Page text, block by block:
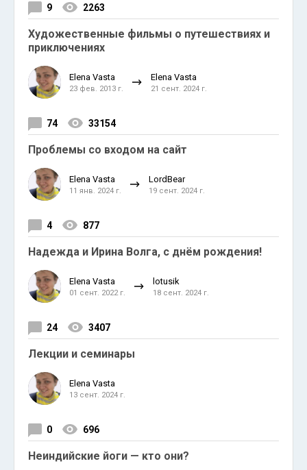
9 2263
Художественные фильмы о путешествиях и
приключениях
Elena Vasta
23 фев. 2013 г.
Elena Vasta
21 сент. 2024 г.
74 33154
Проблемы со входом на сайт
Elena Vasta
11 янв. 2024 г.
LordBear
19 сент. 2024 г.
4 877
Надежда и Ирина Волга, с днём рождения!
Elena Vasta
01 сент. 2022 г.
lotusik
18 сент. 2024 г.
24 3407
Лекции и семинары
Elena Vasta
13 сент. 2024 г.
0 696
Неиндийские йоги — кто они?